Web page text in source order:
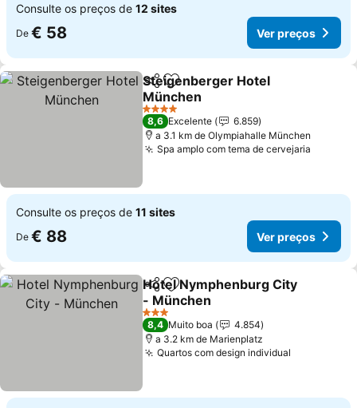
Consulte os preços de 12 sites
De € 58 Ver preços
PartilharAdicionar aos favoritos
Steigenberger Hotel
München
Ver preços
4 Estrelas
8,6 Excelente
6.859
a 3.1 km de Olympiahalle München
Spa amplo com tema de cervejaria
Consulte os preços de 11 sites
De € 88 Ver preços
PartilharAdicionar aos favoritos
Hotel Nymphenburg City
- München
Ver preços
3 Estrelas
8,4 Muito boa
4.854
a 3.2 km de Marienplatz
Quartos com design individual